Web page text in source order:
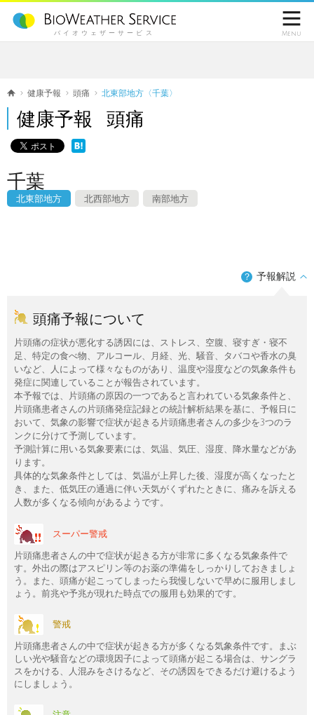
バイオウェザーサービス

Menu
健康予報 頭痛 北東部地方〈千葉〉
健康予報 頭痛
千葉
北東部地方 北西部地方 南部地方
？ 予報解説
頭痛予報について
片頭痛の症状が悪化する誘因には、ストレス、空腹、寝すぎ・寝不
足、特定の食べ物、アルコール、月経、光、騒音、タバコや香水の臭
いなど、人によって様々なものがあり、温度や湿度などの気象条件も
発症に関連していることが報告されています。
本予報では、片頭痛の原因の一つであると言われている気象条件と、
片頭痛患者さんの片頭痛発症記録との統計解析結果を基に、予報日に
おいて、気象の影響で症状が起きる片頭痛患者さんの多少を3つのラ
ンクに分けて予測しています。
予測計算に用いる気象要素には、気温、気圧、湿度、降水量などがあ
ります。
具体的な気象条件としては、気温が上昇した後、湿度が高くなったと
き、また、低気圧の通過に伴い天気がくずれたときに、痛みを訴える
人数が多くなる傾向があるようです。
スーパー警戒
片頭痛患者さんの中で症状が起きる方が非常に多くなる気象条件で
す。外出の際はアスピリン等のお薬の準備をしっかりしておきましょ
う。また、頭痛が起こってしまったら我慢しないで早めに服用しまし
ょう。前兆や予兆が現れた時点での服用も効果的です。
警戒
片頭痛患者さんの中で症状が起きる方が多くなる気象条件です。まぶ
しい光や騒音などの環境因子によって頭痛が起こる場合は、サングラ
スをかける、人混みをさけるなど、その誘因をできるだけ避けるよう
にしましょう。